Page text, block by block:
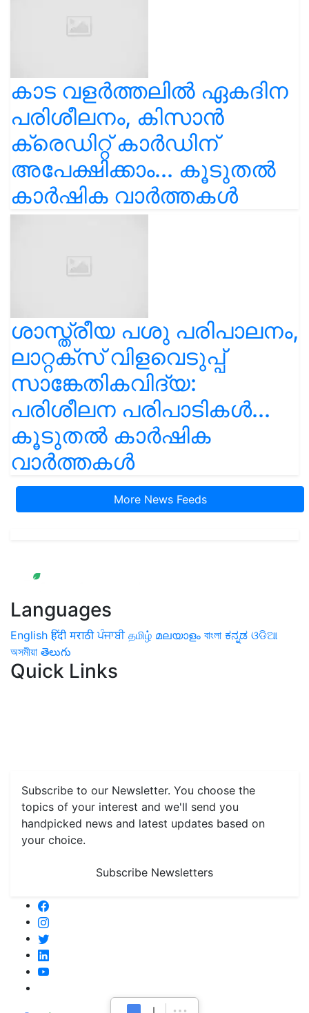
കാട വളര്‍ത്തലിൽ ഏകദിന
പരിശീലനം, കിസാൻ
ക്രെഡിറ്റ് കാർഡിന്
അപേക്ഷിക്കാം... കൂടുതൽ
കാർഷിക വാർത്തകൾ
ശാസ്ത്രീയ പശു പരിപാലനം,
ലാറ്റക്സ് വിളവെടുപ്പ്
സാങ്കേതികവിദ്യ:
പരിശീലന പരിപാടികൾ...
കൂടുതൽ കാർഷിക
വാർത്തകൾ
More News Feeds
Languages
English हिंदी मराठी ਪੰਜਾਬੀ தமிழ் മലയാളം বাংলা ಕನ್ನಡ ଓଡିଆ
অসমীয়া తెలుగు
Quick Links
Subscribe to our Newsletter. You choose the
topics of your interest and we'll send you
handpicked news and latest updates based on
your choice.
Subscribe Newsletters